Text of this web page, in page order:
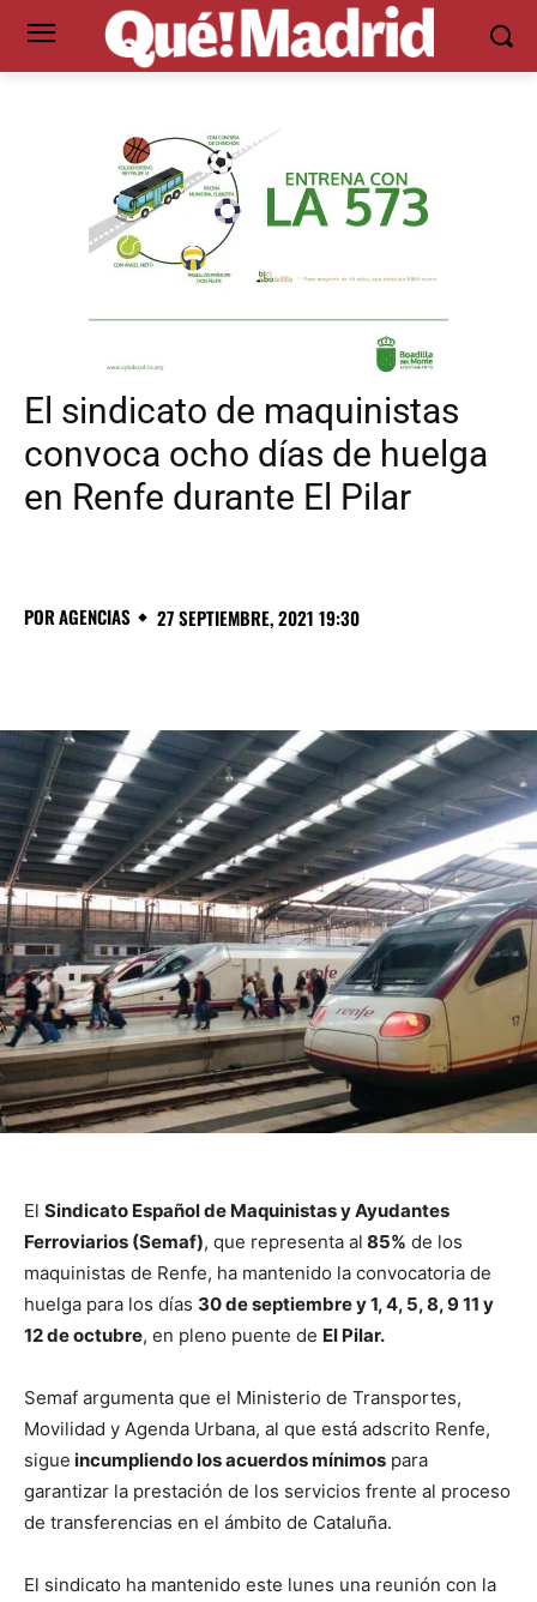
El sindicato de maquinistas
convoca ocho días de huelga
en Renfe durante El Pilar
PORAGENCIAS 27 SEPTIEMBRE, 2021 19:30
El Sindicato Español de Maquinistas y Ayudantes
Ferroviarios (Semaf), que representa al 85% de los
maquinistas de Renfe, ha mantenido la convocatoria de
huelga para los días 30 de septiembre y 1, 4, 5, 8, 9 11 y
12 de octubre, en pleno puente de El Pilar.
Semaf argumenta que el Ministerio de Transportes,
Movilidad y Agenda Urbana, al que está adscrito Renfe,
sigue incumpliendo los acuerdos mínimos para
garantizar la prestación de los servicios frente al proceso
de transferencias en el ámbito de Cataluña.
El sindicato ha mantenido este lunes una reunión con la